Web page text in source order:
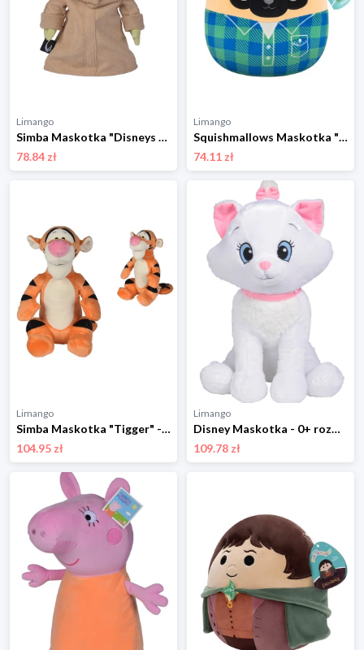
Limango
Simba Maskotka "Disneys Mandalorian" - 0+ rozmiar: onesize
78.84 zł
Limango
Squishmallows Maskotka "Prince" - wys. 30 cm - 3+ rozmiar: onesize
74.11 zł
Limango
Simba Maskotka "Tigger" - 0+ rozmiar: onesize
104.95 zł
Limango
Disney Maskotka - 0+ rozmiar: onesize
109.78 zł